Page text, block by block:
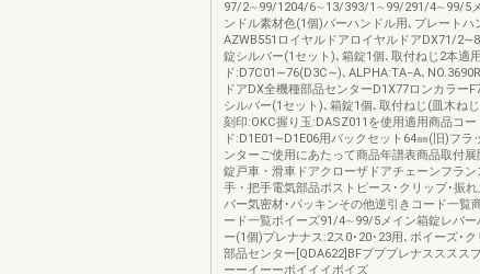
97/2∼99/1204/6∼13/393/1∼99/291/4∼99/5メ
ンドル素材色(1個)バーハンドル用､プレートハ
AZWB551ロイヤルドアロイヤルドアDX71/
錠シルバー(1セット)､箱錠1個､取付ねじ2本適
ド:D7C01∼76(D3C∼)､ALPHA:TA−A､
ドアDX全機種部品センターD1X77ロンカラー
シルバー(1セット)､箱錠1個､取付ねじ(皿木ね
刻印:OKC握り玉:DASZ011を使用適用商品コー
ド:D1E01∼D1E06用バックセット64㎜(旧)フラ
ンターご使用にあたって商品年譜表商品取付展
錠戸車・滑車ドアクローザドアチェーンフラン
手・把手電気部品ポストピース･クリップ･振
バー気密材･パッキンその他逆引きコード一覧
ード一覧ボイーズ91/4∼99/5メイン箱錠レバー
ー(1個)プレナナス:2ス0･20･23用､ボイーズ･ク
部品センター[QDA622]BFプププレナスススス
ーーイーーボイイイボイズ